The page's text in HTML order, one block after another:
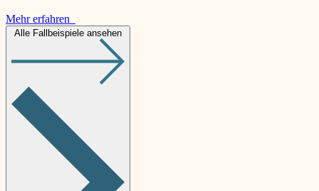
Mehr erfahren
Alle Fallbeispiele ansehen